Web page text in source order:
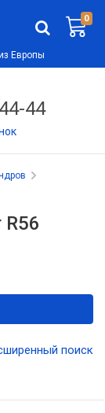
0
Европы
44
поиск